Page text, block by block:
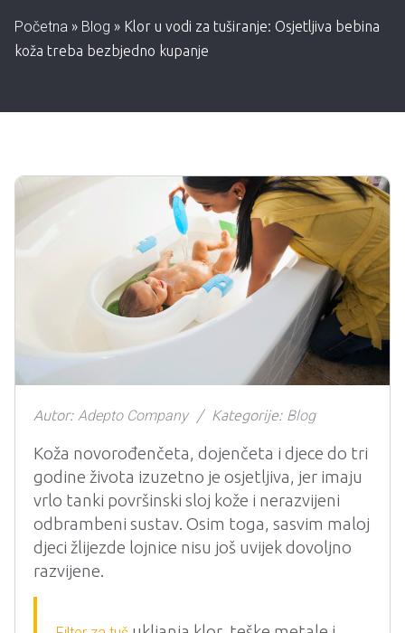
Početna » Blog » Klor u vodi za tuširanje: Osjetljiva bebina
koža treba bezbjedno kupanje
Autor: Adepto Company Kategorije: Blog
Koža novorođenčeta, dojenčeta i djece do tri
godine života izuzetno je osjetljiva, jer imaju
vrlo tanki površinski sloj kože i nerazvijeni
odbrambeni sustav. Osim toga, sasvim maloj
djeci žlijezde lojnice nisu još uvijek dovoljno
razvijene.